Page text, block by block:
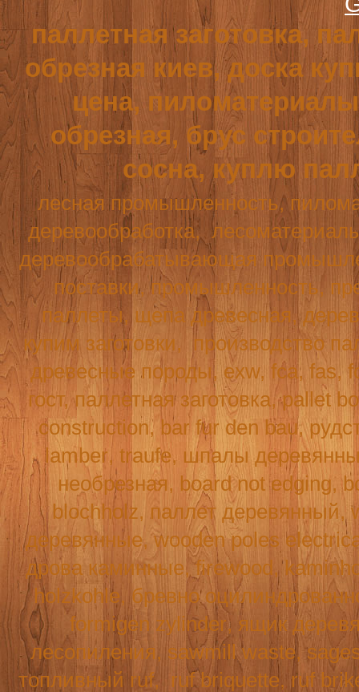
паллетная заготовка,
обрезная киев, доска
цена,
обрезная, брус
сосна, куплю
лесная промышленность,
деревообработка,
деревообрабатывающая
поставки, промышленность,
паллеты, щепа древесная,
купим заготовки, производство
древесные породы, exw, fca, fas,
гост, паллетная заготовка, pallet
construction, bar fur den bau,
lamber,traufe, шпалы
необрезная, board not edging,
blochholz, паллет деревянный,
деревянные,wooden poles
дрова каминные,firewood,
holzkohle, бревно
formigen zylinder, ящик
лесопиления, sawmill waste,
топливный ruf, ruf briquette, ruf